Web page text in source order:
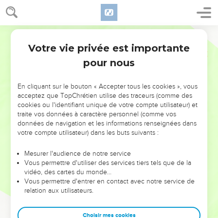
NE MANQUEZ PAS L’ÉVÉNEMENT
DE L’ANNÉE !
ET SI LEURS ERREURS POUVAIENT VOUS ÉVITER LES
VOTRES ?
leur foi ou leur vision. Mais on voit moins les doutes, les erreurs
et les saisons difficiles qu'ils ont traversés, alors même que ce
sont elles qui les ont façonnés.
Dans cette conférence, leaders, entrepreneurs, et responsables
clés pour avancer avec plus de sagesse afin que leurs erreurs
Votre vie privée est importante
pour nous
En cliquant sur le bouton « Accepter tous les cookies », vous
acceptez que TopChrétien utilise des traceurs (comme des
cookies ou l'identifiant unique de votre compte utilisateur) et
traite vos données à caractère personnel (comme vos
données de navigation et les informations renseignées dans
votre compte utilisateur) dans les buts suivants :
Mesurer l'audience de notre service
Vous permettre d'utiliser des services tiers tels que de la
vidéo, des cartes du monde…
Vous permettre d'entrer en contact avec notre service de
relation aux utilisateurs.
Choisir mes cookies